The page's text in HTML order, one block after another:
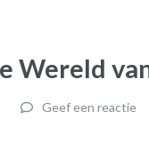
Wereld
Geef een reactie